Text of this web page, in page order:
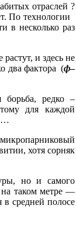
отраслей ?
По технологии
в несколько раз
и здесь не
два фактора (ф–
борьба, редко –
для каждой
хотя сорняк
но и самого
на таком метре —
в средней полосе